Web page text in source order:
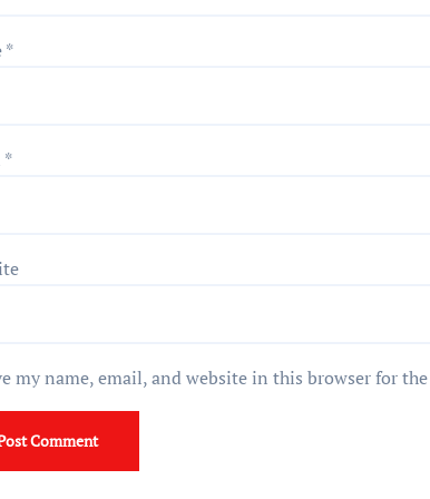
*
*
my name, email, and website in this browser for